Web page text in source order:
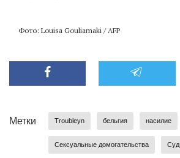
Фото: Louisa Gouliamaki / AFP
Метки Troubleyn бельгия насилие
Сексуальные домогательства Суд